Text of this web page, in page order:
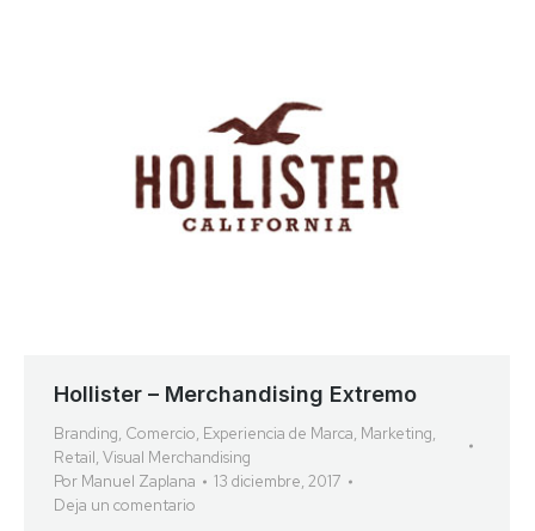
Hollister – Merchandising Extremo
Branding, Comercio, Experiencia de Marca, Marketing,
Retail, Visual Merchandising
Por Manuel Zaplana
13 diciembre, 2017
Deja un comentario